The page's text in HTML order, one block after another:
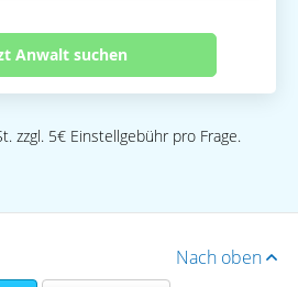
Anwalt suchen
zzgl. 5€ Einstellgebühr pro Frage.
Nach oben